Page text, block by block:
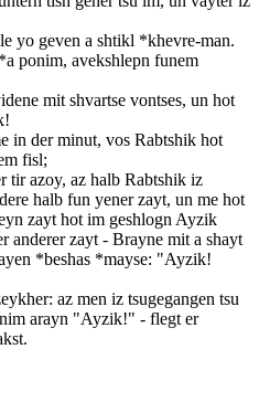
yo geven a shtikl *khevre-man.
ponim, avekshlepn funem
mit shvartse vontses, un hot
in der minut, vos Rabtshik hot
fisl;
tir azoy, az halb Rabtshik iz
halb fun yener zayt, un me hot
zayt hot im geshlogn Ayzik
anderer zayt - Brayne mit a shayt
*beshas *mayse: "Ayzik!
az men iz tsugegangen tsu
arayn "Ayzik!" - flegt er